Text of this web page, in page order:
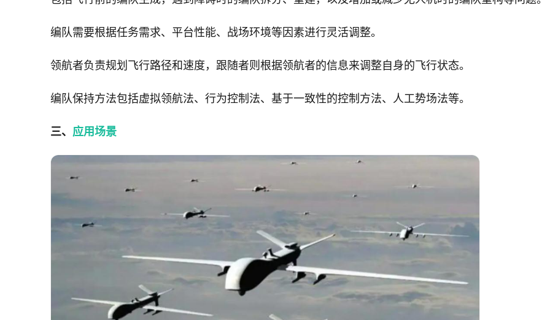
编队需要根据任务需求、平台性能、战场环境等因素进行灵活调整。
领航者负责规划飞行路径和速度，跟随者则根据领航者的信息来调整自身的飞行状态。
编队保持方法包括虚拟领航法、行为控制法、基于一致性的控制方法、人工势场法等。
三、 应用场景